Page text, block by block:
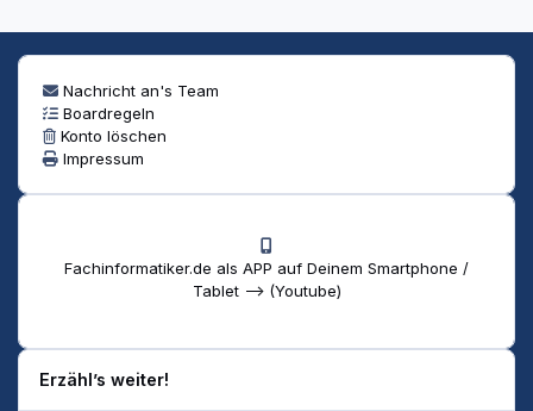
Nachricht an's Team
Boardregeln
Konto löschen
Impressum
Fachinformatiker.de als APP auf Deinem Smartphone /
Tablet --> (Youtube)
Erzähl’s weiter!